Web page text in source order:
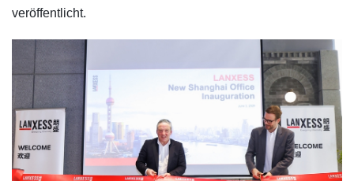
veröffentlicht.